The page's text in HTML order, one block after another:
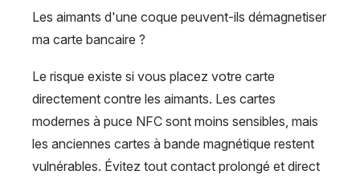
Les aimants d'une coque peuvent-ils démagnetiser
ma carte bancaire ?
Le risque existe si vous placez votre carte
directement contre les aimants. Les cartes
modernes à puce NFC sont moins sensibles, mais
les anciennes cartes à bande magnétique restent
vulnérables. Évitez tout contact prolongé et direct